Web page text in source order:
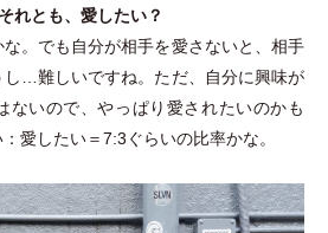
れとも、愛したい？
。でも自分が相手を愛さないと、相手
し…難しいですね。ただ、自分に興味が
ないので、やっぱり愛されたいのかも
愛したい＝7:3ぐらいの比率かな。